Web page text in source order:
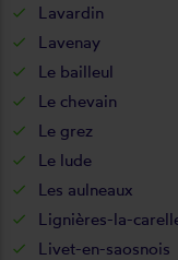
Lavardin
Lavenay
Le bailleul
Le chevain
Le grez
Le lude
Les aulneaux
Lignières-la-
Livet-en-saosnois